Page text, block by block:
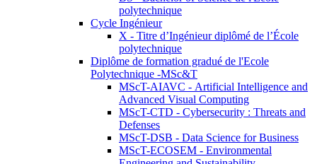
polytechnique
Cycle Ingénieur
X - Titre d’Ingénieur diplômé de l’École
polytechnique
Diplôme de formation gradué de l'Ecole
Polytechnique -MSc&T
MScT-AIAVC - Artificial Intelligence and
Advanced Visual Computing
MScT-CTD - Cybersecurity : Threats and
Defenses
MScT-DSB - Data Science for Business
MScT-ECOSEM - Environmental